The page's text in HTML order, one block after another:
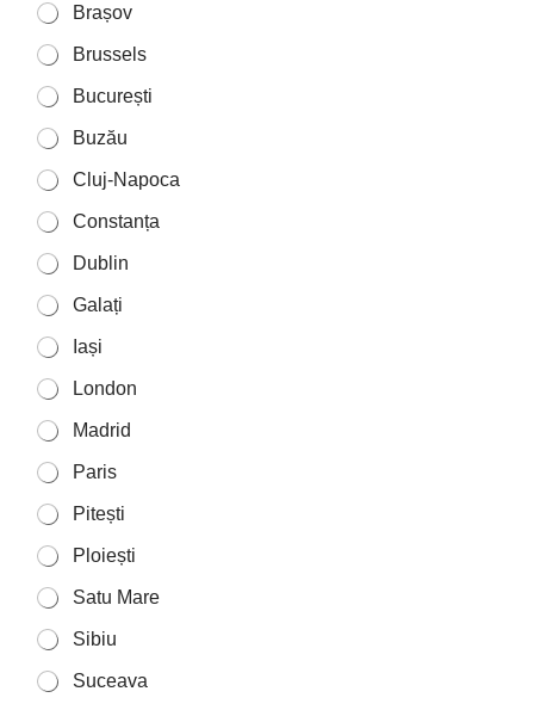
Brașov
Brussels
București
Buzău
Cluj-Napoca
Constanța
Dublin
Galați
Iași
London
Madrid
Paris
Pitești
Ploiești
Satu Mare
Sibiu
Suceava